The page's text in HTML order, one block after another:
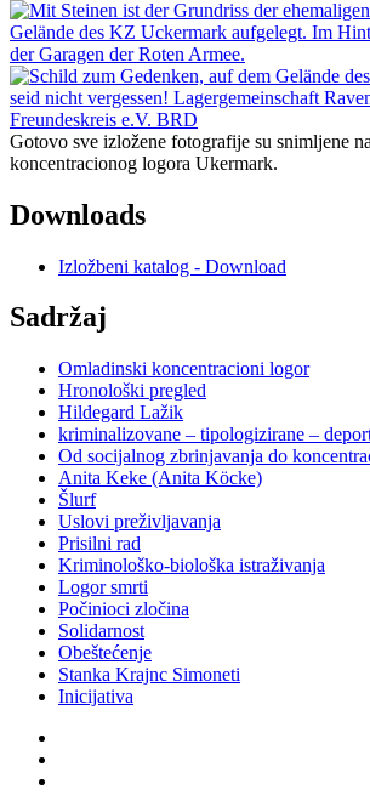
Gotovo sve izložene fotografije su snimljene
koncentracionog logora Ukermark.
Downloads
Izložbeni katalog - Download
Sadržaj
Omladinski koncentracioni logor
Hronološki pregled
Hildegard Lažik
kriminalizovane – tipologizirane –
Od socijalnog zbrinjavanja do
Anita Keke (Anita Köcke)
Šlurf
Uslovi preživljavanja
Prisilni rad
Kriminološko-biološka istraživanja
Logor smrti
Počinioci zločina
Solidarnost
Obeštećenje
Stanka Krajnc Simoneti
Inicijativa